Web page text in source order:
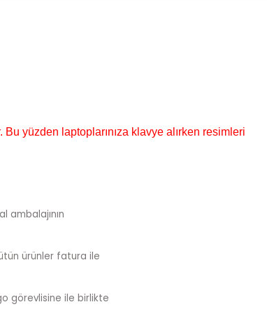
yüzden laptoplarınıza klavye alırken resimleri
ambalajının
ürünler fatura ile
görevlisine ile birlikte